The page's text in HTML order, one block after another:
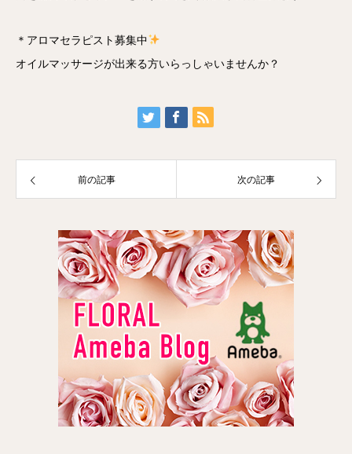
＊アロマセラピスト募集中
オイルマッサージが出来る方いらっしゃいませんか？
前の記事 次の記事